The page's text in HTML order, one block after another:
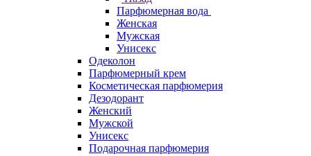
Парфюмерная вода
Женская
Мужская
Унисекс
Одеколон
Парфюмерный крем
Косметическая парфюмерия
Дезодорант
Женский
Мужской
Унисекс
Подарочная парфюмерия